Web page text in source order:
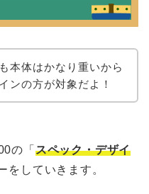
本体はかなり重いから
ンの方が対象だよ！
の「 スペック・デザイ
をしていきます。